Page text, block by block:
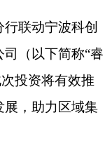
联动宁波科创
（以下简称“睿
投资将有效推
展，助力区域集